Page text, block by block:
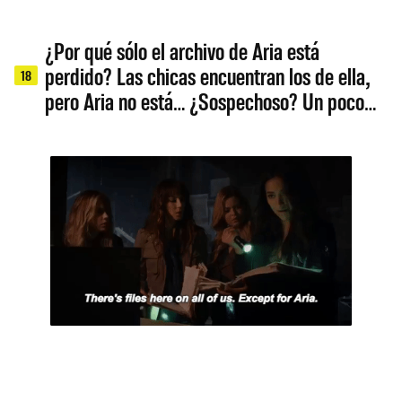
18
¿Por qué sólo el archivo de Aria está
perdido? Las chicas encuentran los de ella,
pero Aria no está… ¿Sospechoso? Un poco…